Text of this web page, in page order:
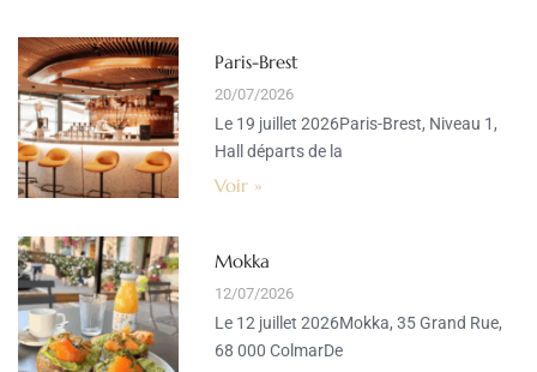
Paris-Brest
20/07/2026
Le 19 juillet 2026Paris-Brest, Niveau 1,
Hall départs de la
Voir »
Mokka
12/07/2026
Le 12 juillet 2026Mokka, 35 Grand Rue,
68 000 ColmarDe